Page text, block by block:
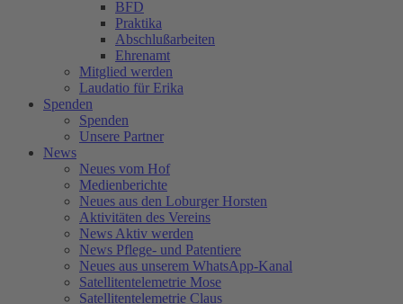
BFD
Praktika
Abschlußarbeiten
Ehrenamt
Mitglied werden
Laudatio für Erika
Spenden
Spenden
Unsere Partner
News
Neues vom Hof
Medienberichte
Neues aus den Loburger Horsten
Aktivitäten des Vereins
News Aktiv werden
News Pflege- und Patentiere
Neues aus unserem WhatsApp-Kanal
Satellitentelemetrie Mose
Satellitentelemetrie Claus